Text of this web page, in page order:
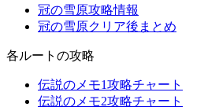
冠の雪原攻略情報
冠の雪原クリア後まとめ
各ルートの攻略
伝説のメモ1攻略チャート
伝説のメモ2攻略チャート